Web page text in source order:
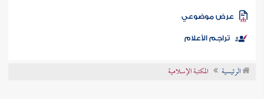
الكتب
موضوعي
تراجم الأعلام
الرئيسية المكتبة الإسلامية